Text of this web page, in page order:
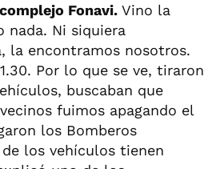
Fonavi. Vino la
nada. Ni siquiera
la encontramos nosotros.
Por lo que se ve, tiraron
buscaban que
fuimos apagando el
los Bomberos
los vehículos tienen